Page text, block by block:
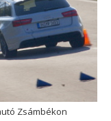
Zsámbékon